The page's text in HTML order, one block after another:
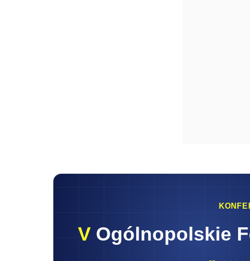
Szczegółowo na temat zmian
Prawa Pracy i Ubezpieczeń